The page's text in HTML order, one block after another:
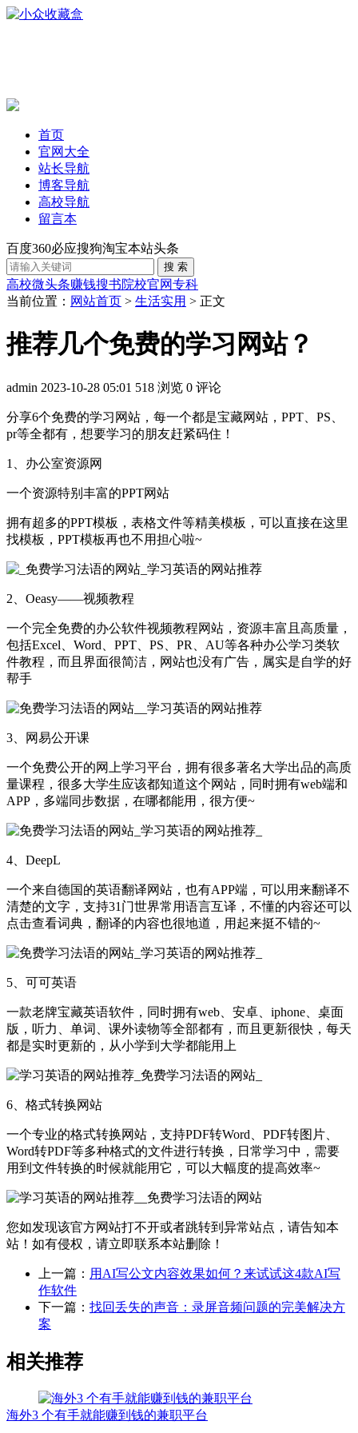
首页
官网大全
站长导航
博客导航
高校导航
留言本
百度360必应搜狗淘宝本站头条
高校微头条赚钱搜书院校官网专科
当前位置： 网站首页 > 生活实用 > 正文
推荐几个免费的学习网站？
admin 2023-10-28 05:01 518 浏览 0 评论
分享6个免费的学习网站，每一个都是宝藏网站，PPT、PS、
pr等全都有，想要学习的朋友赶紧码住！
1、办公室资源网
一个资源特别丰富的PPT网站
拥有超多的PPT模板，表格文件等精美模板，可以直接在这里
找模板，PPT模板再也不用担心啦~
2、Oeasy——视频教程
一个完全免费的办公软件视频教程网站，资源丰富且高质量，
包括Excel、Word、PPT、PS、PR、AU等各种办公学习类软
件教程，而且界面很简洁，网站也没有广告，属实是自学的好
帮手
3、网易公开课
一个免费公开的网上学习平台，拥有很多著名大学出品的高质
量课程，很多大学生应该都知道这个网站，同时拥有web端和
APP，多端同步数据，在哪都能用，很方便~
4、DeepL
一个来自德国的英语翻译网站，也有APP端，可以用来翻译不
清楚的文字，支持31门世界常用语言互译，不懂的内容还可以
点击查看词典，翻译的内容也很地道，用起来挺不错的~
5、可可英语
一款老牌宝藏英语软件，同时拥有web、安卓、iphone、桌面
版，听力、单词、课外读物等全部都有，而且更新很快，每天
都是实时更新的，从小学到大学都能用上
6、格式转换网站
一个专业的格式转换网站，支持PDF转Word、PDF转图片、
Word转PDF等多种格式的文件进行转换，日常学习中，需要
用到文件转换的时候就能用它，可以大幅度的提高效率~
您如发现该官方网站打不开或者跳转到异常站点，请告知本
站！如有侵权，请立即联系本站删除！
上一篇： 用AI写公文内容效果如何？来试试这4款AI写
作软件
下一篇： 找回丢失的声音：录屏音频问题的完美解决方
案
相关推荐
海外3 个有手就能赚到钱的兼职平台